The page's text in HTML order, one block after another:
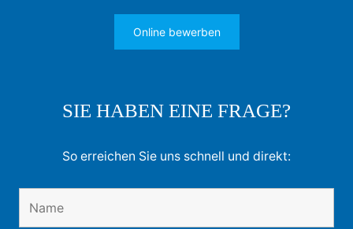
Online bewerben
SIE HABEN EINE FRAGE?
So erreichen Sie uns schnell und direkt: